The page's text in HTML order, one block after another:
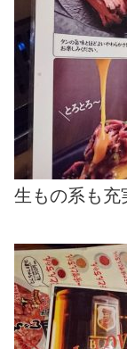
生もの系も充